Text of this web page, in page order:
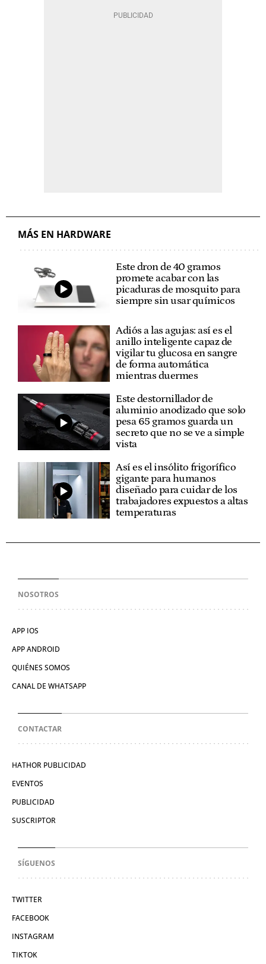
MÁS EN HARDWARE
Este dron de 40 gramos
promete acabar con las
picaduras de mosquito para
siempre sin usar químicos
Adiós a las agujas: así es el
anillo inteligente capaz de
vigilar tu glucosa en sangre
de forma automática
mientras duermes
Este destornillador de
aluminio anodizado que solo
pesa 65 gramos guarda un
secreto que no se ve a simple
vista
Así es el insólito frigorífico
gigante para humanos
diseñado para cuidar de los
trabajadores expuestos a altas
temperaturas
NOSOTROS
APP IOS
APP ANDROID
QUIÉNES SOMOS
CANAL DE WHATSAPP
CONTACTAR
HATHOR PUBLICIDAD
EVENTOS
PUBLICIDAD
SUSCRIPTOR
SÍGUENOS
TWITTER
FACEBOOK
INSTAGRAM
TIKTOK